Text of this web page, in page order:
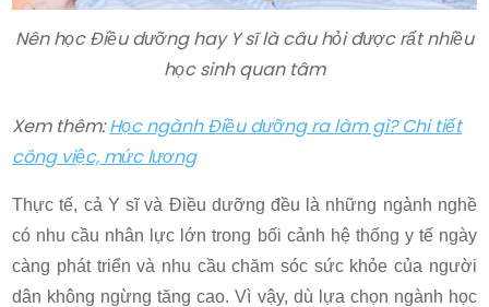
Nên học Điều dưỡng hay Y sĩ là câu hỏi được rất nhiều
học sinh quan tâm
Xem thêm:Học ngành Điều dưỡng ra làm gì? Chi tiết
công việc, mức lương
Thực tế, cả Y sĩ và Điều dưỡng đều là những ngành nghề
có nhu cầu nhân lực lớn trong bối cảnh hệ thống y tế ngày
càng phát triển và nhu cầu chăm sóc sức khỏe của người
dân không ngừng tăng cao. Vì vậy, dù lựa chọn ngành học